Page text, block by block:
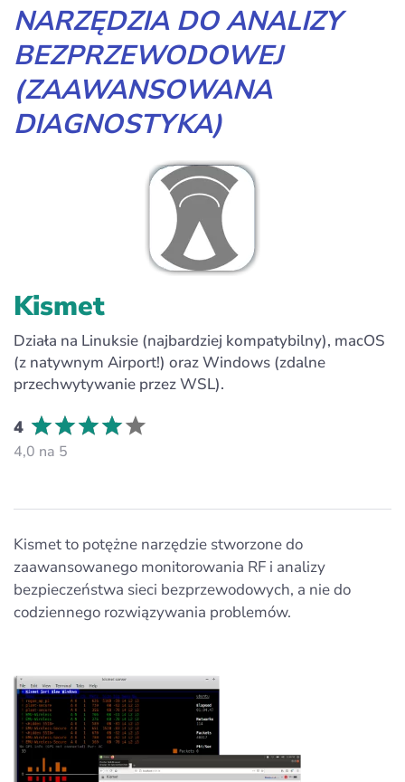
NARZĘDZIA DO ANALIZY
BEZPRZEWODOWEJ
(ZAAWANSOWANA
DIAGNOSTYKA)
Kismet
Działa na Linuksie (najbardziej kompatybilny), macOS
(z natywnym Airport!) oraz Windows (zdalne
przechwytywanie przez WSL).
4
4,0 na 5
Kismet to potężne narzędzie stworzone do
zaawansowanego monitorowania RF i analizy
bezpieczeństwa sieci bezprzewodowych, a nie do
codziennego rozwiązywania problemów.